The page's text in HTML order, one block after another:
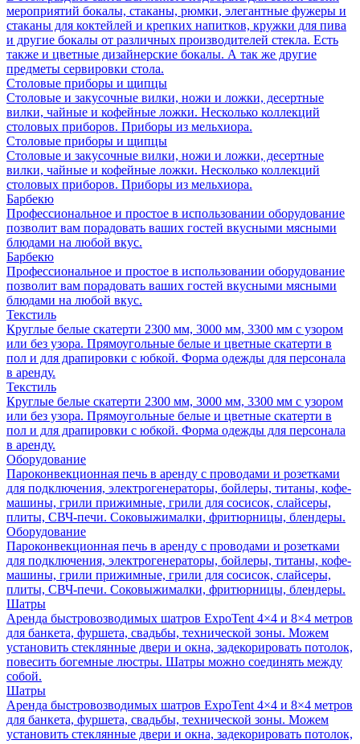
мероприятий бокалы, стаканы, рюмки, элегантные фужеры и
стаканы для коктейлей и крепких напитков, кружки для пива
и другие бокалы от различных производителей стекла. Есть
также и цветные дизайнерские бокалы. А так же другие
предметы сервировки стола.
Столовые приборы и щипцы
Столовые и закусочные вилки, ножи и ложки, десертные
вилки, чайные и кофейные ложки. Несколько коллекций
столовых приборов. Приборы из мельхиора.
Столовые приборы и щипцы
Столовые и закусочные вилки, ножи и ложки, десертные
вилки, чайные и кофейные ложки. Несколько коллекций
столовых приборов. Приборы из мельхиора.
Барбекю
Профессиональное и простое в использовании оборудование
позволит вам порадовать ваших гостей вкусными мясными
блюдами на любой вкус.
Барбекю
Профессиональное и простое в использовании оборудование
позволит вам порадовать ваших гостей вкусными мясными
блюдами на любой вкус.
Текстиль
Круглые белые скатерти 2300 мм, 3000 мм, 3300 мм с узором
или без узора. Прямоугольные белые и цветные скатерти в
пол и для драпировки с юбкой. Форма одежды для персонала
в аренду.
Текстиль
Круглые белые скатерти 2300 мм, 3000 мм, 3300 мм с узором
или без узора. Прямоугольные белые и цветные скатерти в
пол и для драпировки с юбкой. Форма одежды для персонала
в аренду.
Оборудование
Пароконвекционная печь в аренду с проводами и розетками
для подключения, электрогенераторы, бойлеры, титаны, кофе-
машины, грили прижимные, грили для сосисок, слайсеры,
плиты, СВЧ-печи. Соковыжималки, фритюрницы, блендеры.
Оборудование
Пароконвекционная печь в аренду с проводами и розетками
для подключения, электрогенераторы, бойлеры, титаны, кофе-
машины, грили прижимные, грили для сосисок, слайсеры,
плиты, СВЧ-печи. Соковыжималки, фритюрницы, блендеры.
Шатры
Аренда быстровозводимых шатров ExpoTent 4×4 и 8×4 метров
для банкета, фуршета, свадьбы, технической зоны. Можем
установить стеклянные двери и окна, задекорировать потолок,
повесить богемные люстры. Шатры можно соединять между
собой.
Шатры
Аренда быстровозводимых шатров ExpoTent 4×4 и 8×4 метров
для банкета, фуршета, свадьбы, технической зоны. Можем
установить стеклянные двери и окна, задекорировать потолок,